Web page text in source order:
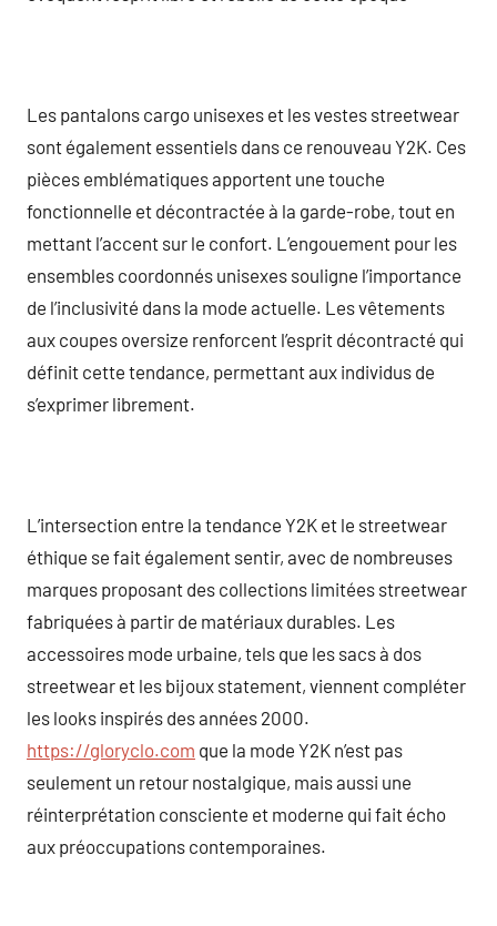
Les pantalons cargo unisexes et les vestes streetwear
sont également essentiels dans ce renouveau Y2K. Ces
pièces emblématiques apportent une touche
fonctionnelle et décontractée à la garde-robe, tout en
mettant l’accent sur le confort. L’engouement pour les
ensembles coordonnés unisexes souligne l’importance
de l’inclusivité dans la mode actuelle. Les vêtements
aux coupes oversize renforcent l’esprit décontracté qui
définit cette tendance, permettant aux individus de
s’exprimer librement.
L’intersection entre la tendance Y2K et le streetwear
éthique se fait également sentir, avec de nombreuses
marques proposant des collections limitées streetwear
fabriquées à partir de matériaux durables. Les
accessoires mode urbaine, tels que les sacs à dos
streetwear et les bijoux statement, viennent compléter
les looks inspirés des années 2000.
https://gloryclo.com que la mode Y2K n’est pas
seulement un retour nostalgique, mais aussi une
réinterprétation consciente et moderne qui fait écho
aux préoccupations contemporaines.